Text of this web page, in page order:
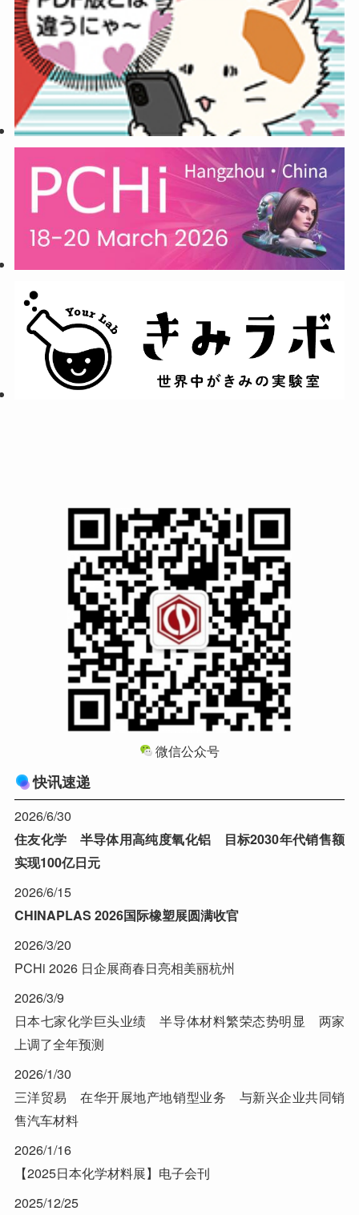
微信公众号
快讯速递
2026/6/30
住友化学 半导体用高纯度氧化铝 目标2030年代销售额
实现100亿日元
2026/6/15
CHINAPLAS 2026国际橡塑展圆满收官
2026/3/20
PCHi 2026 日企展商春日亮相美丽杭州
2026/3/9
日本七家化学巨头业绩 半导体材料繁荣态势明显 两家
上调了全年预测
2026/1/30
三洋贸易 在华开展地产地销型业务 与新兴企业共同销
售汽车材料
2026/1/16
【2025日本化学材料展】电子会刊
2025/12/25